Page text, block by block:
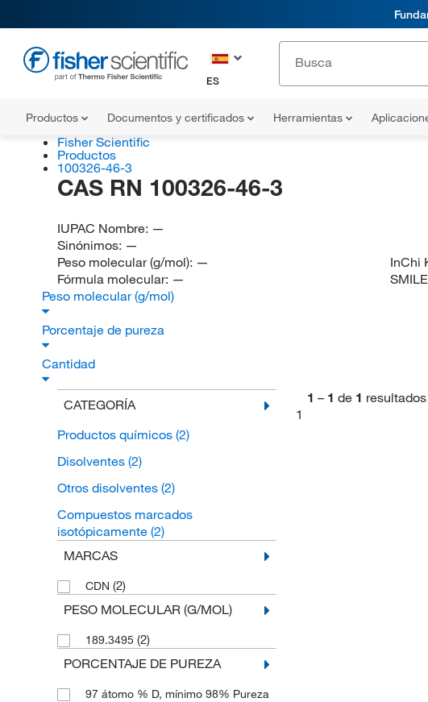
ES
Productos Documentos y certificados Herramientas
Fisher Scientific
Productos
100326-46-3
CAS RN 100326-46-3
IUPAC Nombre: —
Sinónimos: —
Peso molecular (g/mol): —
Fórmula molecular: —
InChi
Peso molecular (g/mol)
Porcentaje de pureza
Cantidad
CATEGORÍA
Productos químicos (2)
Disolventes (2)
Otros disolventes (2)
Compuestos marcados
isotópicamente (2)
MARCAS
CDN (2)
PESO MOLECULAR (G/MOL)
189.3495 (2)
PORCENTAJE DE PUREZA
97 átomo % D, mínimo 98% Pureza
1 – 1 de 1 resultados
1